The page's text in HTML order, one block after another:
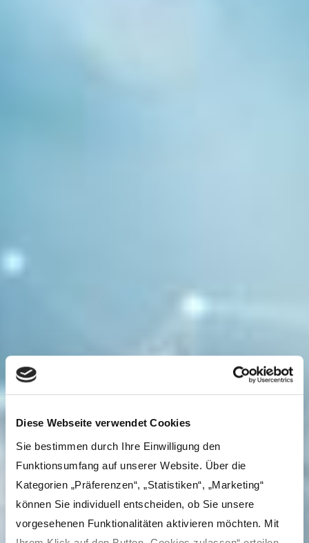
Diese Webseite verwendet Cookies
Sie bestimmen durch Ihre Einwilligung den
Funktionsumfang auf unserer Website. Über die
Kategorien „Präferenzen“, „Statistiken“, „Marketing“
können Sie individuell entscheiden, ob Sie unsere
vorgesehenen Funktionalitäten aktivieren möchten. Mit